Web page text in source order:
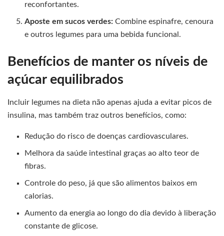
reconfortantes.
Aposte em sucos verdes: Combine espinafre, cenoura
e outros legumes para uma bebida funcional.
Benefícios de manter os níveis de
açúcar equilibrados
Incluir legumes na dieta não apenas ajuda a evitar picos de
insulina, mas também traz outros benefícios, como:
Redução do risco de doenças cardiovasculares.
Melhora da saúde intestinal graças ao alto teor de
fibras.
Controle do peso, já que são alimentos baixos em
calorias.
Aumento da energia ao longo do dia devido à liberação
constante de glicose.